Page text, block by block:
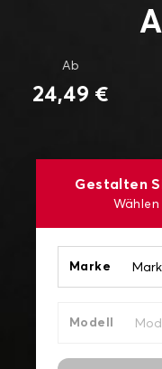
Ab
24,49 €
Gestalten
Marke
Modell